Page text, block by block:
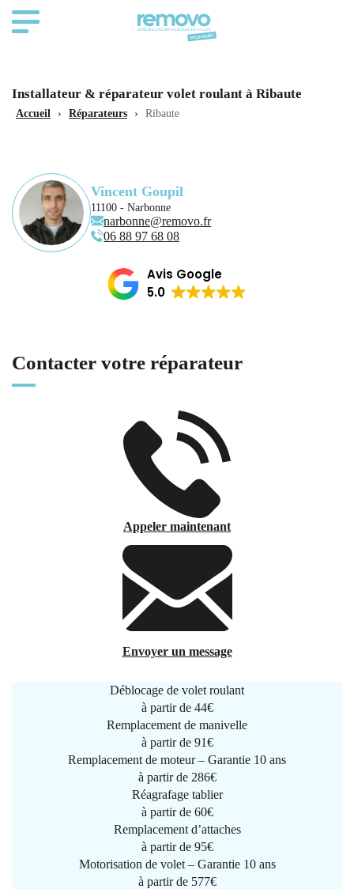
Installateur & réparateur volet roulant à Ribaute
Accueil › Réparateurs › Ribaute
Vincent Goupil
11100 - Narbonne
narbonne@removo.fr
06 88 97 68 08
Avis Google
5.0
Contacter votre réparateur
Appeler maintenant
Envoyer un message
Déblocage de volet roulant
à partir de 44€
Remplacement de manivelle
à partir de 91€
Remplacement de moteur – Garantie 10 ans
à partir de 286€
Réagrafage tablier
à partir de 60€
Remplacement d’attaches
à partir de 95€
Motorisation de volet – Garantie 10 ans
à partir de 577€